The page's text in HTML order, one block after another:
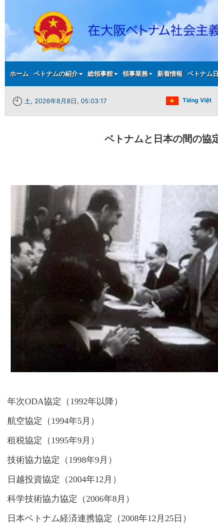
Main menu
ホーム ベトナムの紹介 総領事館 領事業務 新着情報 ベトナム
土, 2026年8月8日, 05:03:18 Tiếng Việt
ベトナムと日本の間の協
年次ODA協定（1992年以降）
航空協定（ 1994年5月）
租税協定（ 1995年9月）
技術協力協定（ 1998年9月）
日越投資協定（2004年12月）
科学技術協力協定（2006年8月）
日本ベトナム経済連携協定（2008年12月25日）